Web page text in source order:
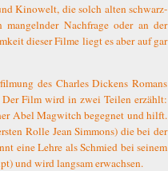
Kinowelt, die solch alten schwarz-
Nachfrage oder an der
dieser Filme liegt es aber auf gar
des Charles Dickens Romans
Der Film wird in zwei Teilen erzählt:
Abel Magwitch begegnet und hilft.
Rolle Jean Simmons) die bei der
eine Lehre als Schmied bei seinem
und wird langsam erwachsen.